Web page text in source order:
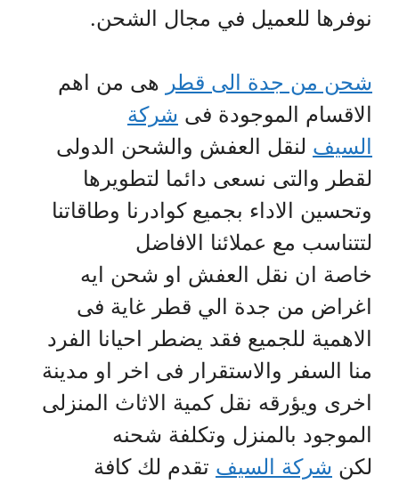
نوفرها للعميل في مجال الشحن.
شحن من جدة الى قطر هى من اهم
الاقسام الموجودة فى شركة
السيف لنقل العفش والشحن الدولى
لقطر والتى نسعى دائما لتطويرها
وتحسين الاداء بجميع كوادرنا وطاقاتنا
لتتناسب مع عملائنا الافاضل
خاصة ان نقل العفش او شحن ايه
اغراض من جدة الي قطر غاية فى
الاهمية للجميع فقد يضطر احيانا الفرد
منا السفر والاستقرار فى اخر او مدينة
اخرى ويؤرقه نقل كمية الاثاث المنزلى
الموجود بالمنزل وتكلفة شحنه
لكن شركة السيف تقدم لك كافة